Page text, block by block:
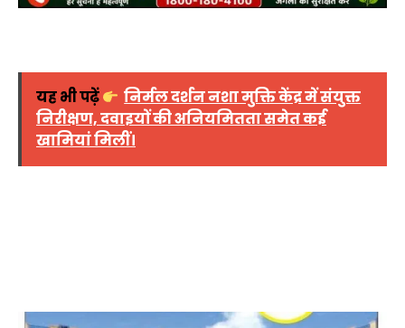
यह भी पढ़ें
निर्मल दर्शन नशा मुक्ति केंद्र में संयुक्त
निरीक्षण, दवाइयों की अनियमितता समेत कई
खामियां मिलीं।